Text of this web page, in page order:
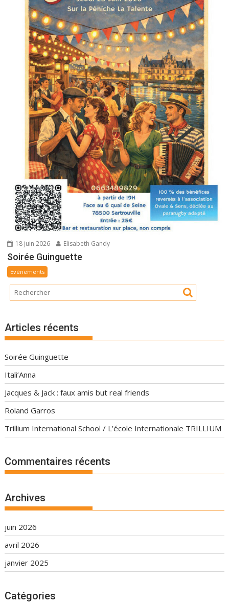
18 juin 2026 Elisabeth Gandy
Soirée Guinguette
Evènements
Articles récents
Soirée Guinguette
Itali’Anna
Jacques & Jack : faux amis but real friends
Roland Garros
Trillium International School / L’école Internationale TRILLIUM
Commentaires récents
Archives
juin 2026
avril 2026
janvier 2025
Catégories